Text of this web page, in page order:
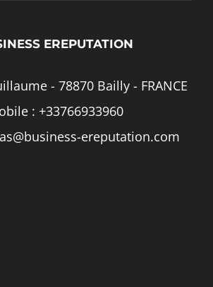
EREPUTATION
- 78870 Bailly - FRANCE
: +33766933960
ereputation.com